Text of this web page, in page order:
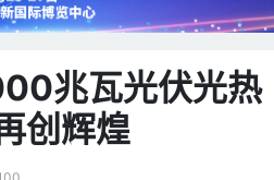
兆瓦光伏光热
创辉煌